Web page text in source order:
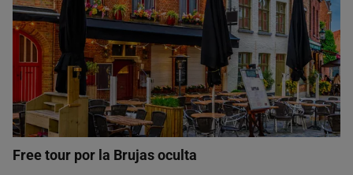
Free tour por la Brujas oculta